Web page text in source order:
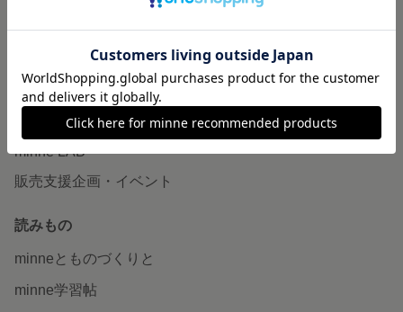
食品販売
ヴィンテージ販売
ダウンロード販売
minne PLUS
minne LAB
販売支援企画・イベント
読みもの
minneとものづくりと
minne学習帖